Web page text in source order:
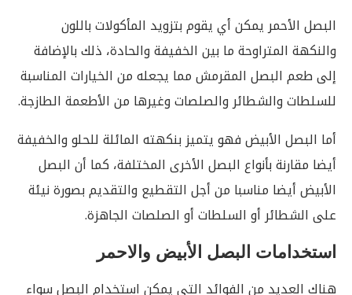
البصل الأحمر يمكن أي يقوم بتزويد المأكولات باللون
والنكهة المتراوحة ما بين الخفيفة والحادة، ذلك بالإضافة
إلى طعم البصل المقرمش مما يجعله من الخيارات المناسبة
للسلطات والشطائر والصلصات وغيرها من الأطعمة الطازجة.
أما البصل الأبيض فهو يتميز بنكهته المائلة للحلو والخفيفة
أيضا مقارنة بأنواع البصل الأخرى المختلفة، كما أن البصل
الأبيض أيضا مناسبا من أجل التقطيع والتقديم بصورة نيئة
على الشطائر أو السلطات أو الصلصات الجاهزة.
استخدامات البصل الأبيض والاحمر
هناك العديد من الفوائد التي يمكن استخدام البصل سواء